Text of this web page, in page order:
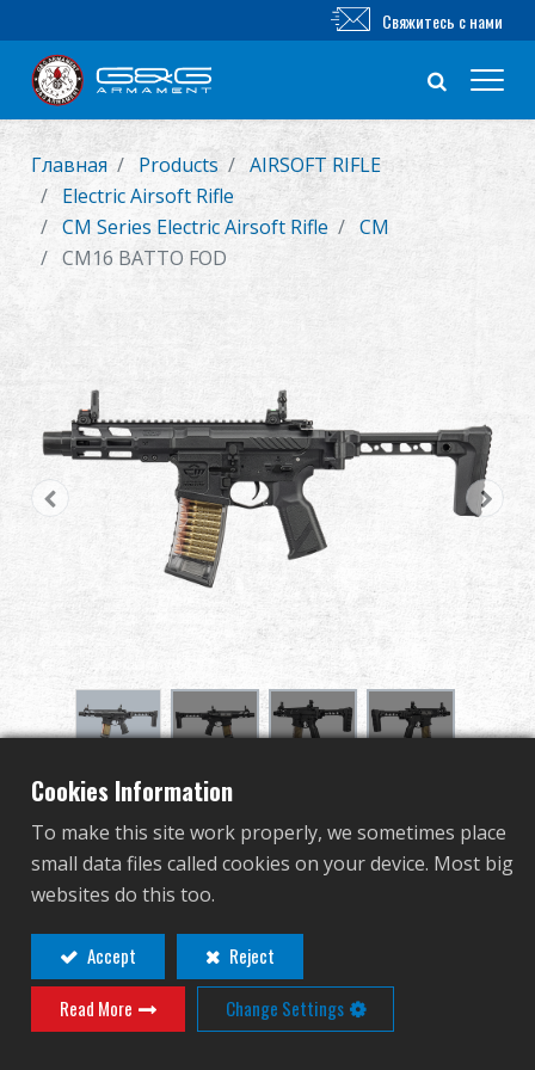
Новый продукт
Airsoft винтовка
Серия BB
ТРЕНИРОВОЧНАЯ СИСТЕМА
О нас
Войти
繁體中文
Français 日本語
Свяжитесь с нами
Главная Products
AIRSOFT RIFLE
Electric Airsoft Rifle
CM Series Electric Airsoft Rifle
CM
CM16 BATTO FOD
CM16 BATTO FOD
EGC-16P-BTF-BNB-NCM
Контакт Вход
Cookies Information
To make this site work properly, we sometimes place
small data files called cookies on your device. Most big
websites do this too.
Accept
Reject
Read More
Change Settings